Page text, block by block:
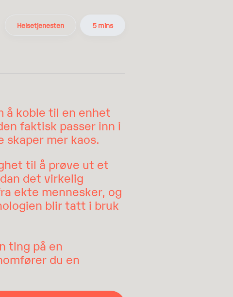
Helsetjenesten 5 mins
å koble til en enhet
faktisk passer inn i
skaper mer kaos.
til å prøve ut et
det virkelig
ekte mennesker, og
blir tatt i bruk
ting på en
du en